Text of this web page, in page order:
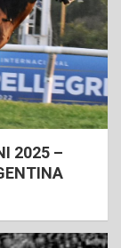
2025 –